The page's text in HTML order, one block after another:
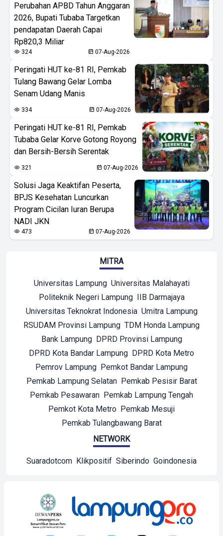
Perubahan APBD Tahun Anggaran
2026, Bupati Tubaba Targetkan
pendapatan Daerah Capai
Rp820,3 Miliar
324 07-Aug-2026
Peringati HUT ke-81 RI, Pemkab
Tulang Bawang Gelar Lomba
Senam Udang Manis
334 07-Aug-2026
Peringati HUT ke-81 RI, Pemkab
Tubaba Gelar Korve Gotong Royong
dan Bersih-Bersih Serentak
321 07-Aug-2026
Solusi Jaga Keaktifan Peserta,
BPJS Kesehatan Luncurkan
Program Cicilan Iuran Berupa
NADI JKN
473 07-Aug-2026
MITRA
Universitas Lampung Universitas Malahayati
Politeknik Negeri Lampung IIB Darmajaya
Universitas Teknokrat Indonesia Umitra Lampung
RSUDAM Provinsi Lampung TDM Honda Lampung
Bank Lampung DPRD Provinsi Lampung
DPRD Kota Bandar Lampung DPRD Kota Metro
Pemrov Lampung Pemkot Bandar Lampung
Pemkab Lampung Selatan Pemkab Pesisir Barat
Pemkab Pesawaran Pemkab Lampung Tengah
Pemkot Kota Metro Pemkab Mesuji
Pemkab Tulangbawang Barat
NETWORK
Suaradotcom Klikpositif Siberindo Goindonesia